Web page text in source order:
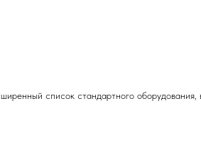
список стандартного оборудования,